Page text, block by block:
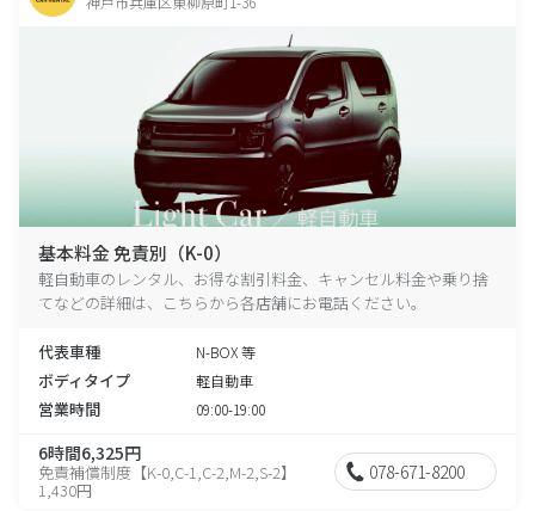
基本料金 免責別（K-0）
軽自動車のレンタル、お得な割引料金、キャンセル料金や乗り捨
てなどの詳細は、こちらから各店舗にお電話ください。
代表車種 N-BOX 等
ボディタイプ 軽自動車
営業時間 09:00-19:00
6時間6,325円
免責補償制度【K-0,C-1,C-2,M-2,S-2】
1,430円
078-671-8200